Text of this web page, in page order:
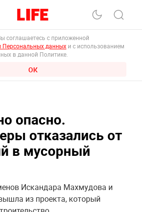
соглашаетесь с приложенной
Персональных данных и с использованием
в данной Политике.
ОК
опасно.
отказались от
в мусорный
Искандара Махмудова и
из проекта, который